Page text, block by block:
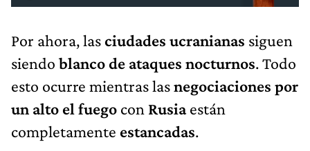
Por ahora, lasciudades ucranianas siguen
siendo blanco de ataques nocturnos. Todo
esto ocurre mientras lasnegociaciones por
un alto el fuego con Rusiaestán
completamente estancadas.